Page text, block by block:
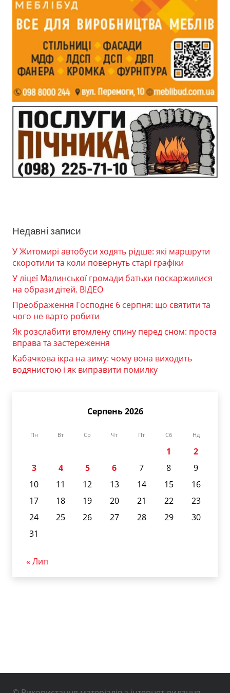
Недавні записи
У Житомирі автобуси ходять рідше: які маршрути
скоротили та коли повернуть старі графіки
У ліцеї Малинської громади батьки поскаржилися
на образи дітей. ВІДЕО
Преображення Господнє 6 серпня: що святити та
чого не варто робити
Як розслабити втомлену спину перед сном: проста
вправа та застереження
Кабачкова ікра на зиму: чому вона виходить
водянистою і як виправити помилку
Серпень 2026
Пн Вт Ср Чт Пт Сб Нд
1
2
3
4 5 6 7 8
9
10
11 12 13 14 15
16
17
18 19 20 21 22
23
24
25 26 27 28 29
30
31
« Лип